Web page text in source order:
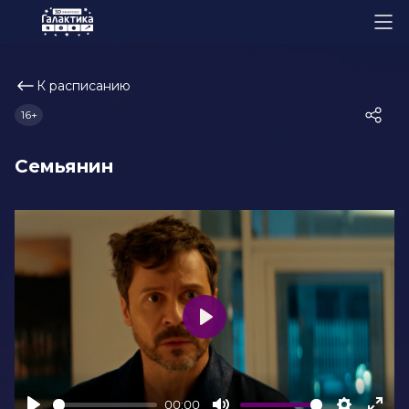
К расписанию
Семьянин
16+
00:00
Play